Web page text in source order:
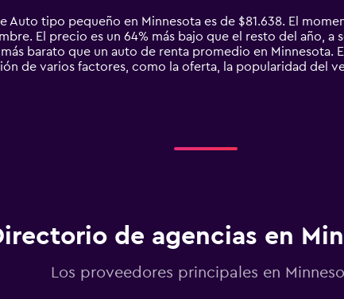
Auto tipo pequeño en Minnesota es de $81.638. El
El precio es un 64% más bajo que el resto del año, a
barato que un auto de renta promedio en
de varios factores, como la oferta, la popularidad del
de agencias en
Los proveedores principales en